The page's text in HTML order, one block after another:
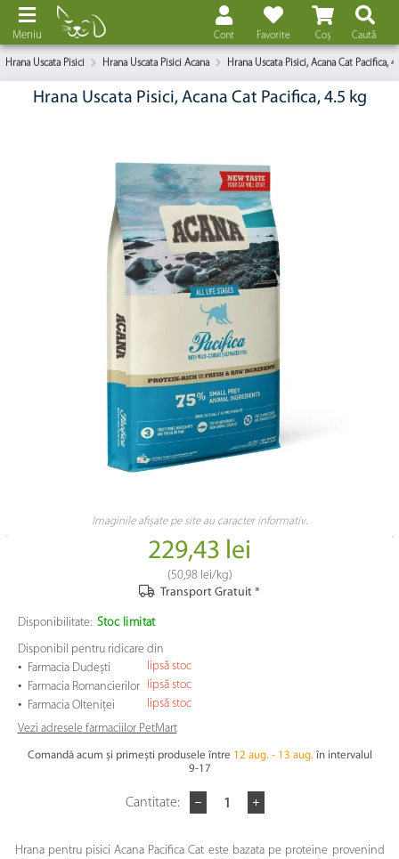
Coș
Favorite
Cont Caută
Meniu
Hrana Uscata Pisici Hrana Uscata Pisici Acana Hrana Uscata Pisici, Acana Cat Pacifica,
Hrana Uscata Pisici, Acana Cat Pacifica, 4.5 kg
Imaginile afișate pe site au caracter informativ.
229,43 lei
(50,98 lei/kg)
Transport Gratuit *
Disponibilitate: Stoc limitat
Disponibil pentru ridicare din
• Farmacia Dudești lipsă stoc
• Farmacia Romancierilor lipsă stoc
• Farmacia Olteniței
lipsă stoc
Vezi adresele farmaciilor PetMart
Comandă acum și primești produsele între 12 aug. - 13 aug. în intervalul
9-17
Cantitate:
Hrana pentru pisici Acana Pacifica Cat este bazata pe proteine provenind